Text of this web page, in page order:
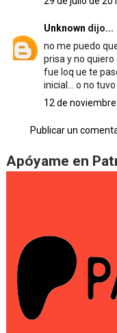
Unknown dijo...
no me puedo
prisa y no quiero
fue loq ue te
inicial... o no
12 de noviembre
Publicar un
Apóyame en